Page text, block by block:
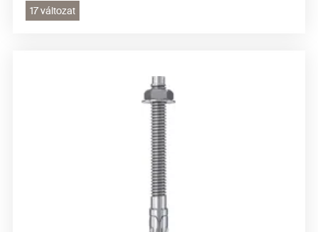
17 változat